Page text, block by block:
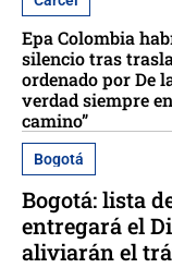
Epa Colombia
silencio tras
ordenado por De
verdad siempre
camino”
Bogotá
Bogotá: lista
entregará el
aliviarán el